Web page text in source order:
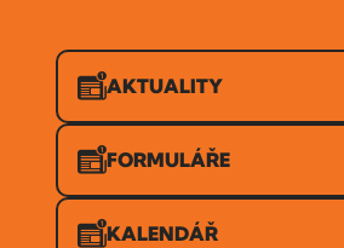
AKTUALITY
FORMULÁŘE
KALENDÁŘ